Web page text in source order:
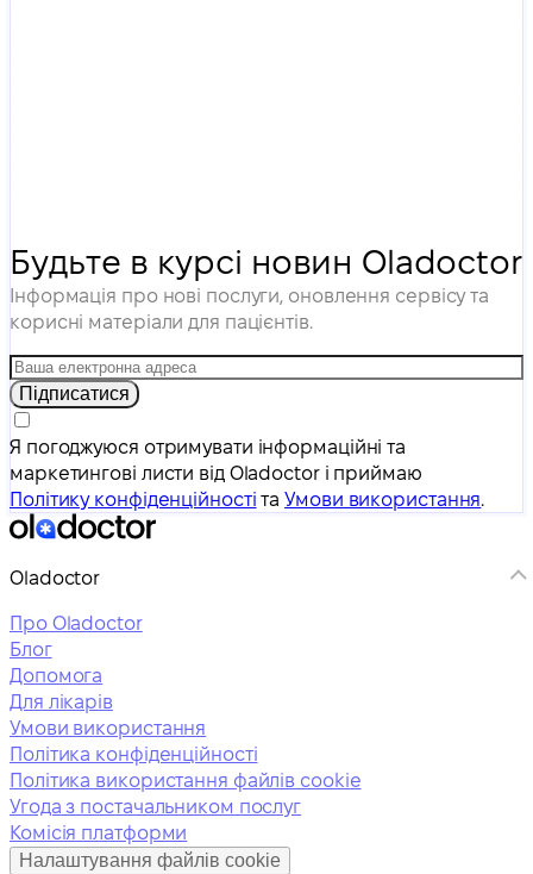
Будьте в курсі новин Oladoctor
Інформація про нові послуги, оновлення сервісу та
корисні матеріали для пацієнтів.
Підписатися
Я погоджуюся отримувати інформаційні та
маркетингові листи від Oladoctor і приймаю
Політику конфіденційності таУмови використання.
Oladoctor
Про Oladoctor
Блог
Допомога
Для лікарів
Умови використання
Політика конфіденційності
Політика використання файлів cookie
Угода з постачальником послуг
Комісія платформи
Налаштування файлів cookie